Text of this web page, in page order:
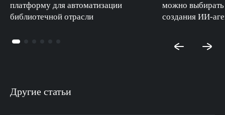
платформу для автоматизации
библиотечной отрасли
можно
создания ИИ-
Другие статьи